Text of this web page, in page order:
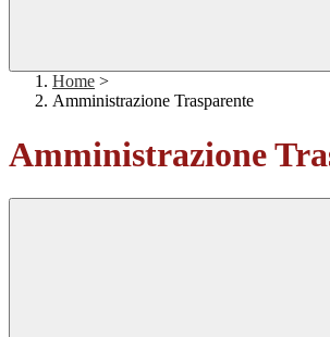
Home >
Amministrazione Trasparente
Amministrazione